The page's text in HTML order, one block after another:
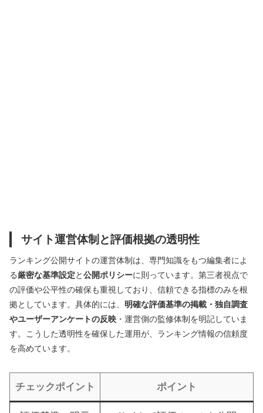
サイト運営体制と評価根拠の透明性
ランキング公開サイトの運営体制は、専門知識をもつ編集者によ
る厳密な基準設定と公開ポリシーに則っています。第三者視点で
の評価や公平性の確保も重視しており、信頼できる指標のみを根
拠としています。具体的には、 明確な評価基準の掲載・独自調査
やユーザーアンケートの反映 ・運営側の監修体制を明記していま
す。こうした透明性を確保した運用が、ランキング情報の信頼度
を高めています。
チェックポイント ポイント